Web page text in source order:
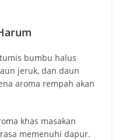
bumbu halus
jeruk, dan daun
aroma rempah akan
khas masakan
memenuhi dapur.